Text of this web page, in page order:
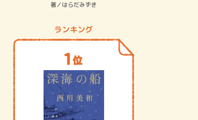
著／はらだみずき
ランキング